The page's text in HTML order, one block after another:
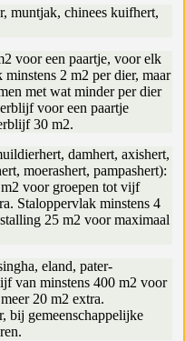
muntjak, chinees kuifhert,
voor een paartje, voor elk
2 m2 per dier, maar
met wat minder per dier
voor een paartje
30 m2.
damhert, axishert,
moerashert, pampashert):
voor groepen tot vijf
Staloppervlak minstens 4
25 m2 voor maximaal
eland, pater-
van minstens 400 m2 voor
20 m2 extra.
bij gemeenschappelijke